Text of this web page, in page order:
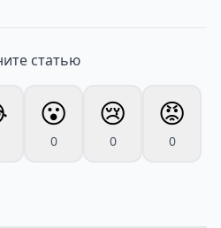
статью
😮
0
😢
0
😡
0